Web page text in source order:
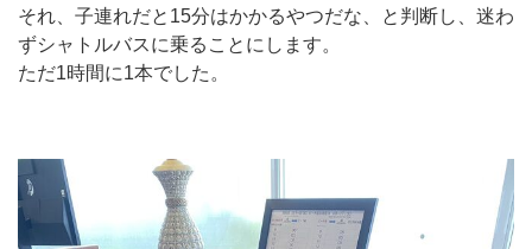
それ、子連れだと15分はかかるやつだな、と判断し、迷わ
ずシャトルバスに乗ることにします。
ただ1時間に1本でした。